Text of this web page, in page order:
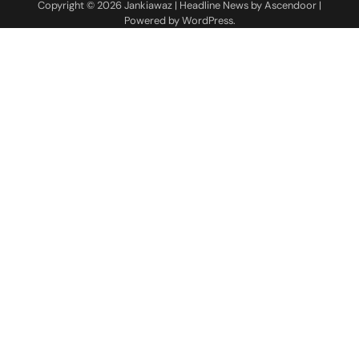
Copyright © 2026Jankiawaz | Headline News byAscendoor |
Powered byWordPress.